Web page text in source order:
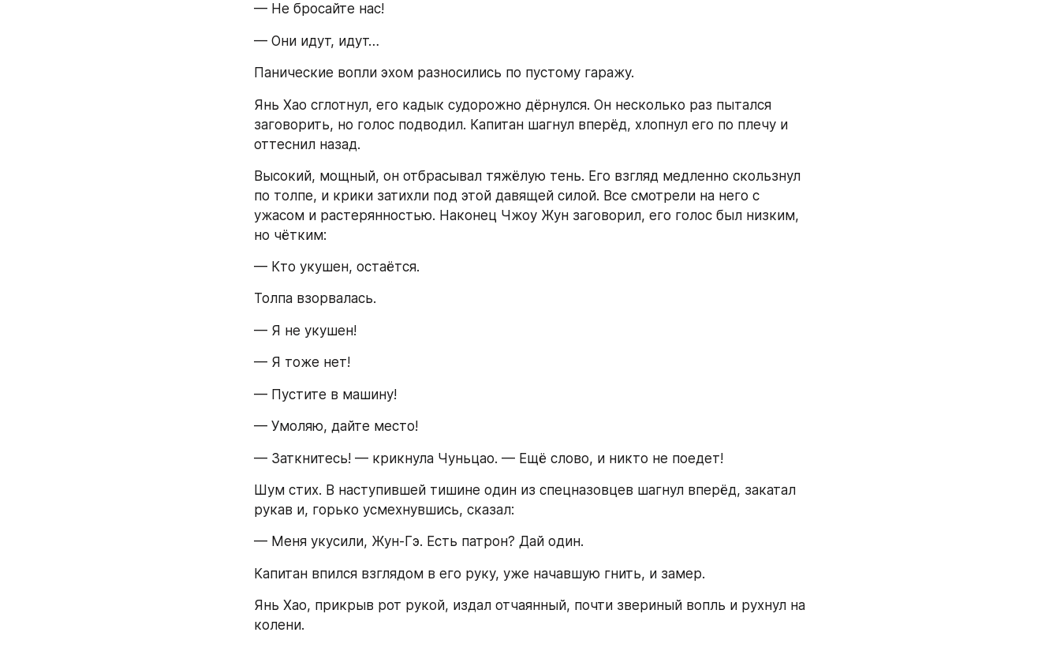
— Не бросайте нас!
— Они идут, идут…
Панические вопли эхом разносились по пустому гаражу.
Янь Хао сглотнул, его кадык судорожно дёрнулся. Он несколько раз пытался
заговорить, но голос подводил. Капитан шагнул вперёд, хлопнул его по плечу и
оттеснил назад.
Высокий, мощный, он отбрасывал тяжёлую тень. Его взгляд медленно скользнул
по толпе, и крики затихли под этой давящей силой. Все смотрели на него с
ужасом и растерянностью. Наконец Чжоу Жун заговорил, его голос был низким,
но чётким:
— Кто укушен, остаётся.
Толпа взорвалась.
— Я не укушен!
— Я тоже нет!
— Пустите в машину!
— Умоляю, дайте место!
— Заткнитесь! — крикнула Чуньцао. — Ещё слово, и никто не поедет!
Шум стих. В наступившей тишине один из спецназовцев шагнул вперёд, закатал
рукав и, горько усмехнувшись, сказал:
— Меня укусили, Жун-Гэ. Есть патрон? Дай один.
Капитан впился взглядом в его руку, уже начавшую гнить, и замер.
Янь Хао, прикрыв рот рукой, издал отчаянный, почти звериный вопль и рухнул на
колени.